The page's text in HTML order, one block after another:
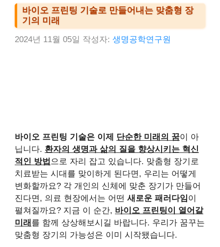
바이오 프린팅 기술로 만들어내는 맞춤형 장
기의 미래
2024년 11월 05일 작성자: 생명공학연구원
바이오 프린팅 기술은 이제 단순한 미래의 꿈이 아
닙니다. 환자의 생명과 삶의 질을 향상시키는 혁신
적인 방법 으로 자리 잡고 있습니다. 맞춤형 장기로
치료받는 시대를 맞이하게 된다면, 우리는 어떻게
변화할까요? 각 개인의 신체에 맞춘 장기가 만들어
진다면, 의료 현장에서는 어떤 새로운 패러다임이
펼쳐질까요? 지금 이 순간, 바이오 프린팅이 열어갈
미래 를 함께 상상해보시길 바랍니다. 우리가 꿈꾸는
맞춤형 장기의 가능성은 이미 시작됐습니다.